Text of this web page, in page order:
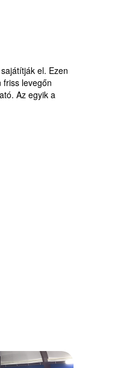
el. Ezen
levegőn
Az egyik a